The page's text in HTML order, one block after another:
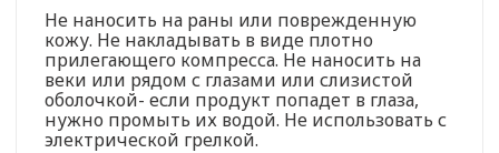
Не наносить на раны или поврежденную
кожу. Не накладывать в виде плотно
прилегающего компресса. Не наносить на
веки или рядом с глазами или слизистой
оболочкой- если продукт попадет в глаза,
нужно промыть их водой. Не использовать с
электрической грелкой.